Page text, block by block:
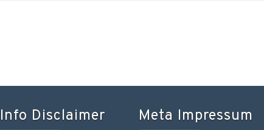
Info Disclaimer Meta Impressum